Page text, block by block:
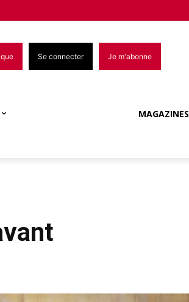
Se connecter Je m'abonne
MAGAZINES